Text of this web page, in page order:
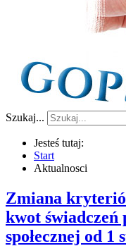
Szukaj...
Jesteś tutaj:
Start
Aktualnosci
Zmiana
kwot świadczeń
społecznej od 1